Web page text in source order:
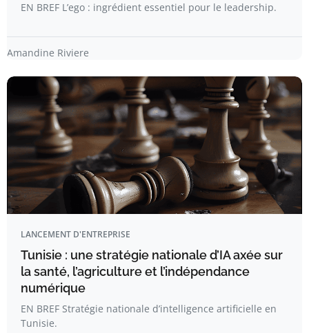
EN BREF L’ego : ingrédient essentiel pour le leadership.
Amandine Riviere
LANCEMENT D'ENTREPRISE
Tunisie : une stratégie nationale d’IA axée sur
la santé, l’agriculture et l’indépendance
numérique
EN BREF Stratégie nationale d’intelligence artificielle en
Tunisie.